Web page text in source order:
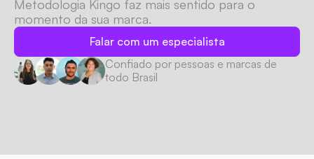
Metodologia Kingo faz mais sentido para o
momento da sua marca.
Falar com um especialista
Confiado por pessoas e marcas de
todo Brasil